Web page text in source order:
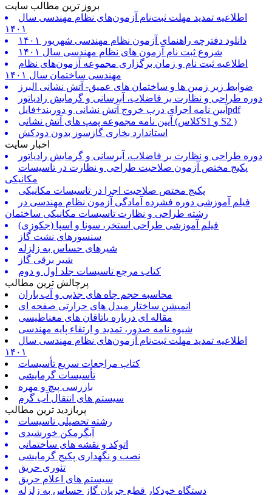
بروز ترین مطالب سایت
اطلاعیه تمدید مهلت ثبت‌نام آزمون‌های نظام مهندسی سال
۱۴۰۱
دانلود دفترچه راهنمای آزمون نظام مهندسی شهریور ۱۴۰۱
شروع ثبت نام آزمون های نظام مهندسی سال ۱۴۰۱
اطلاعیه ثبت نام و زمان برگزاری مجموعه آزمون‌های نظام
مهندسی ساختمان سال ۱۴۰۱
ضوابط زیر زمین ها و ساختمان های عمیق- آتش نشانی البرز
دوره طراحی و نظارت بر فاضلاب، آبرسانی و گرمایش رادیاتور
آیین نامه اجرای درب خروج آتش نشانی و دوربند+فایلpdf
آیین نامه مجموعه پمپ های آتش نشانی (کلاسS1 و S2 )
استاندارد بخاری گازسوز بدون دودکش
اخبار سایت
دوره طراحی و نظارت بر فاضلاب، آبرسانی و گرمایش رادیاتور
پکیج مختص آزمون صلاحیت طراحی و نظارت در تاسیسات
مکانیکی
پکیج مختص صلاحیت اجرا در تاسیسات مکانیکی
فیلم آموزشی دوره فشرده آمادگی آزمون نظام مهندسی در
رشته طراحی و نظارت تاسیسات مکانیکی ساختمان
فیلم آموزشی طراحی استخر، سونا و اسپا (جکوزی)
سنسورهای نشت گاز
شیرهای حساس به زلزله
شیر برقی گاز
کتاب مرجع تاسیسات جلد اول و دوم
پرچالش ترین مطالب
محاسبه حجم چاه های جذبی و آب باران
انمیشن ساختار مبدل های حرارتی صفحه ای
مقاله ای درباره یاتاقان های مغناطیسی
شیوه نامه صدور، تمدید و ارتقاء پایه مهندسی
اطلاعیه تمدید مهلت ثبت‌نام آزمون‌های نظام مهندسی سال
۱۴۰۱
کتاب مراجعات سریع تأسیسات
تأسیسات گرمایشی
بازرسی پیچ و مهره
سیستم های انتقال آب گرم
پربازدید ترین مطالب
رشته تحصیلی تاسیسات
آبگرمکن خورشیدی
اتوکد و نقشه های ساختمانی
نصب و نگهداری پکیج گرمایشی
تئوری حریق
سیستم های اعلام حریق
دستگاه خودکار قطع جریان گاز حساس به زلزله